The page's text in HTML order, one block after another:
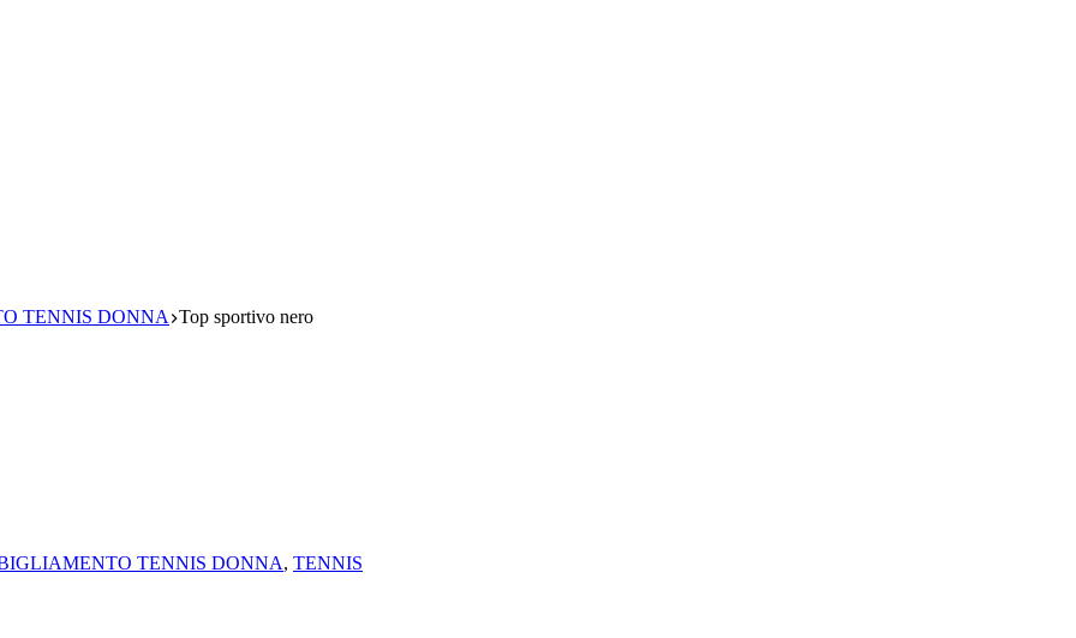
TENNIS DONNA Top sportivo nero
TENNIS DONNA, TENNIS